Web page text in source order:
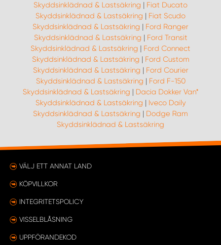
Skyddsinklädnad & Lastsäkring | Fiat Ducato
Skyddsinklädnad & Lastsäkring | Fiat Scudo
Skyddsinklädnad & Lastsäkring | Ford Ranger
Skyddsinklädnad & Lastsäkring | Ford Transit
Skyddsinklädnad & Lastsäkring | Ford Connect
Skyddsinklädnad & Lastsäkring | Ford Custom
Skyddsinklädnad & Lastsäkring | Ford Courier
Skyddsinklädnad & Lastsäkring | Ford F-150
Skyddsinklädnad & Lastsäkring | Dacia Dokker Van*
Skyddsinklädnad & Lastsäkring | Iveco Daily
Skyddsinklädnad & Lastsäkring | Dodge Ram
Skyddsinklädnad & Lastsäkring
VÄLJ ETT ANNAT LAND
KÖPVILLKOR
INTEGRITETSPOLICY
VISSELBLÅSNING
UPPFÖRANDEKOD